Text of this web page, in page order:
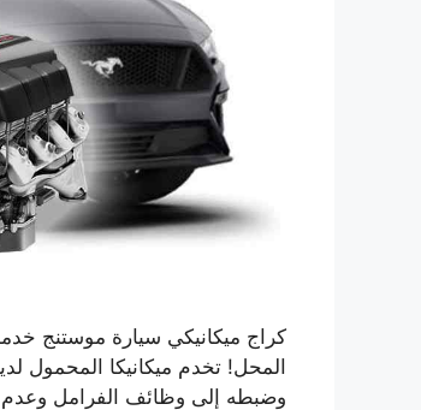
كراج ميكانيكي سيارة موستنج
المحل! تخدم ميكانيكا المحمول
وضبطه إلى وظائف الفرامل وعدم